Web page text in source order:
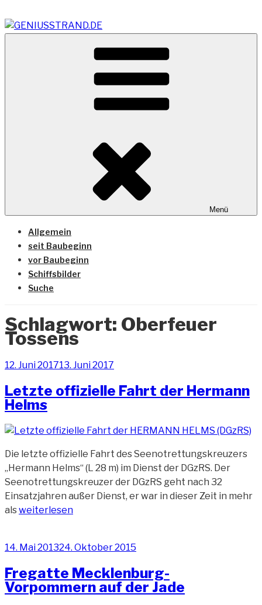
Inhalt
springen
GENIUSSTRAND.DE
Vom Geniusstrand zum JadeWeserPort/Container
Terminal Wilhelmshaven
Menü
Allgemein
seit Baubeginn
vor Baubeginn
Schiffsbilder
Suche
Schlagwort: Oberfeuer
Tossens
Veröffentlicht
12. Juni 201713. Juni 2017
Letzte offizielle Fahrt der Hermann
Helms
Die letzte offizielle Fahrt des Seenotrettungskreuzers
„Hermann Helms“ (L 28 m) im Dienst der DGzRS. Der
Seenotrettungskreuzer der DGzRS geht nach 32
Einsatzjahren außer Dienst, er war in dieser Zeit in mehr
als„Letzte
der
Helms“
weiterlesen
Veröffentlicht
14. Mai 201324. Oktober 2015
Fregatte Mecklenburg-
Vorpommern auf der Jade